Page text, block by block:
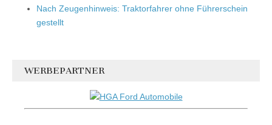
Nach Zeugenhinweis: Traktorfahrer ohne Führerschein
gestellt
WERBEPARTNER